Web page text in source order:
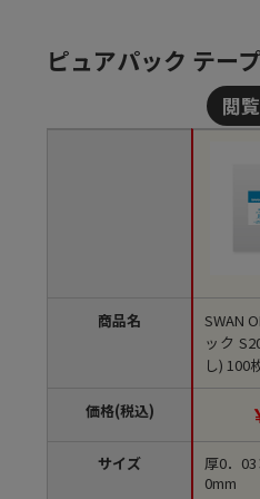
ピュアパック テー
商品名
価格(税込)
サイズ
SWAN
ック
し) 100
厚0．
0mm